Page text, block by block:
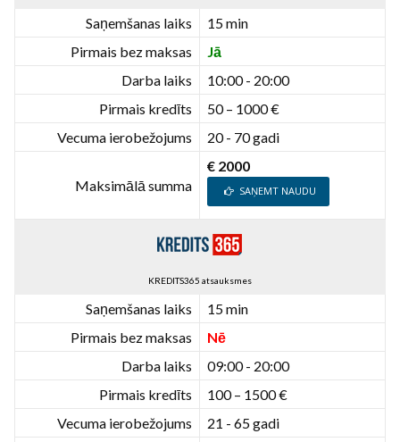
Saņemšanas laiks
15 min
Pirmais bez maksas
Jā
Darba laiks
10:00 - 20:00
Pirmais kredīts
50 – 1000 €
Vecuma ierobežojums
20 - 70 gadi
Maksimālā summa
€ 2000
SAŅEMT NAUDU
KREDITS365 atsauksmes
Saņemšanas laiks
15 min
Pirmais bez maksas
Nē
Darba laiks
09:00 - 20:00
Pirmais kredīts
100 – 1500 €
Vecuma ierobežojums
21 - 65 gadi